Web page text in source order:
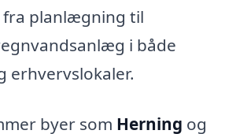
planlægning til
i både
erhvervslokaler.
byer som Herning og